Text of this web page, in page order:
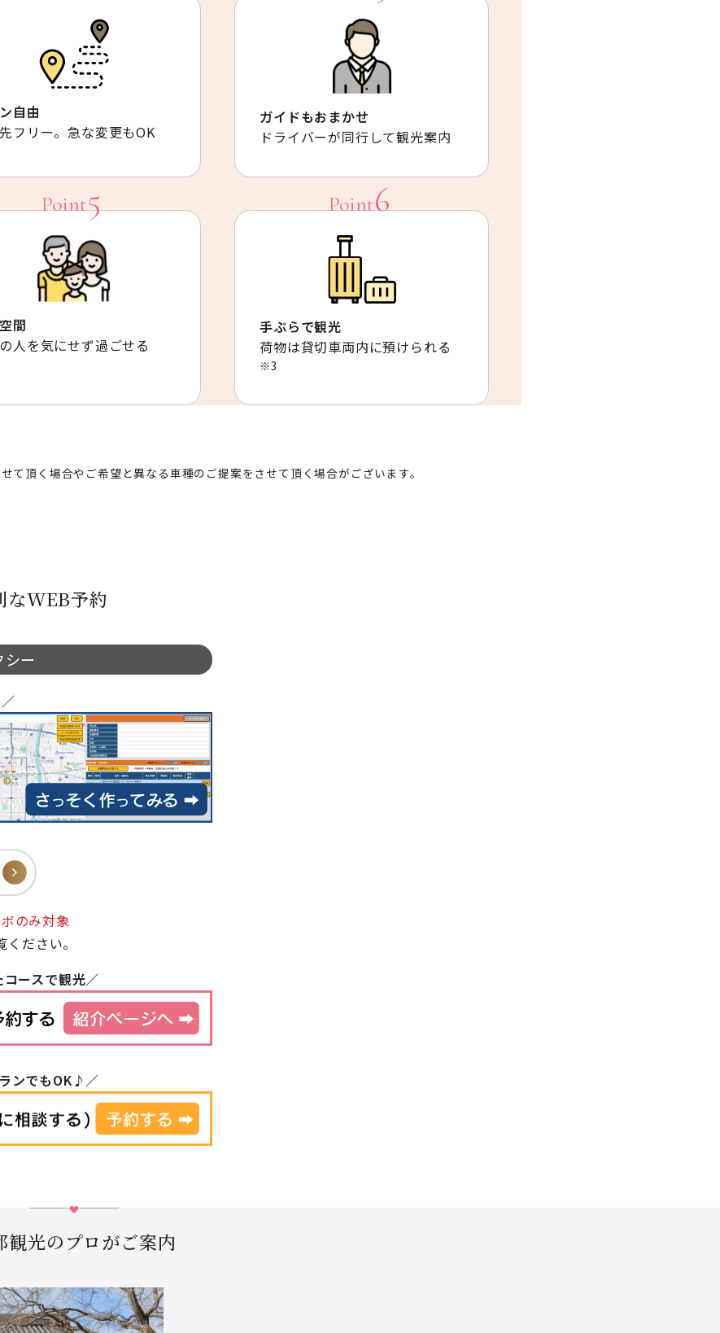
自由
フリー。急な変更もOK
ガイドもおまかせ
ドライバーが同行して観光案内
間
人を気にせず過ごせる
手ぶらで観光
荷物は貸切車両内に預けられる
※3
頂く場合やご希望と異なる車種のご提案をさせて頂く場合がございます。
なWEB予約
ー
のみ対象
ください。
ースで観光／
ンでもOK♪／
観光のプロがご案内